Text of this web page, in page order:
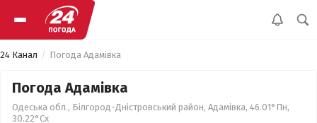
24 Канал Погода Адамівка
Погода Адамівка
Одеська обл., Білгород-Дністровський район, Адамівка, 46.01°Пн,
30.22°Сх